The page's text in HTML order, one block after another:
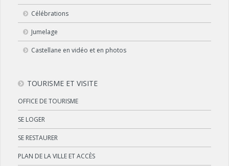
Célébrations
Jumelage
Castellane en vidéo et en photos
TOURISME ET VISITE
OFFICE DE TOURISME
SE LOGER
SE RESTAURER
PLAN DE LA VILLE ET ACCÈS